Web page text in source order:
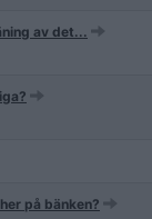
av det...
på bänken?